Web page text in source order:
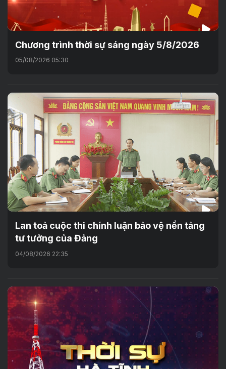
Chương trình thời sự sáng ngày 5/8/2026
05/08/2026 05:30
Lan toả cuộc thi chính luận bảo vệ nền tảng
tư tưởng của Đảng
04/08/2026 22:35